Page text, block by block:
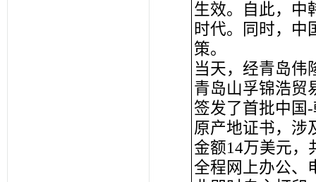
生效。自此，中
时代。同时，中
策。
当天，经青岛伟
青岛山孚锦浩贸
签发了首批中国
原产地证书，涉
金额14万美元，
全程网上办公